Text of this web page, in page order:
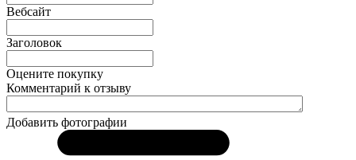
Вебсайт
Заголовок
Оцените покупку
Комментарий к отзыву
Добавить фотографии